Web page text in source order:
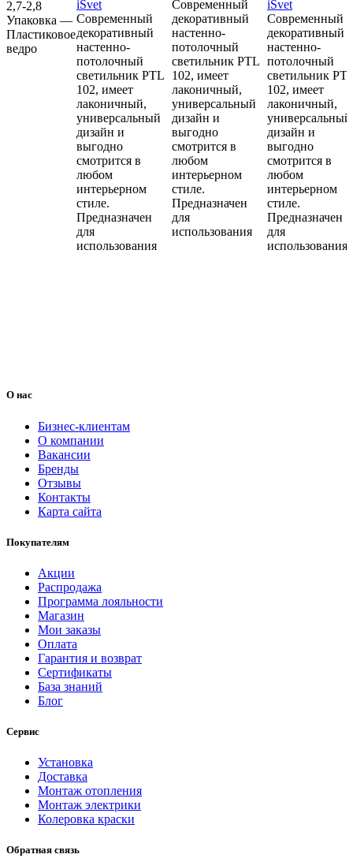
2,7-2,8
Упаковка —
Пластиковое
ведро
iSvet
Современный
декоративный
настенно-
потолочный
светильник PTL
102, имеет
лаконичный,
универсальный
дизайн и
выгодно
смотрится в
любом
интерьерном
стиле.
Предназначен
для
использования
Современный
декоративный
настенно-
потолочный
светильник PTL
102, имеет
лаконичный,
универсальный
дизайн и
выгодно
смотрится в
любом
интерьерном
стиле.
Предназначен
для
использования
iSvet
Современный
декоративный
настенно-
потолочный
светильник
102, имеет
лаконичный,
универсальный
дизайн и
выгодно
смотрится в
любом
интерьерном
стиле.
Предназначен
для
использования
О нас
Бизнес-клиентам
О компании
Вакансии
Бренды
Отзывы
Контакты
Карта сайта
Покупателям
Акции
Распродажа
Программа лояльности
Магазин
Мои заказы
Оплата
Гарантия и возврат
Сертификаты
База знаний
Блог
Сервис
Установка
Доставка
Монтаж отопления
Монтаж электрики
Колеровка краски
Обратная связь